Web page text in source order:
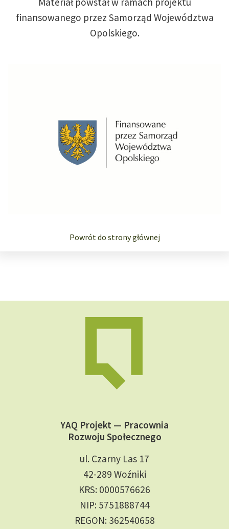
finansowanego przez Samorząd Województwa
Opolskiego.​
Powrót do strony głównej
YAQ Projekt — Pracownia
Rozwoju Społecznego
ul. Czarny Las 17
42-289 Woźniki
KRS: 0000576626
NIP: 5751888744
REGON: 362540658